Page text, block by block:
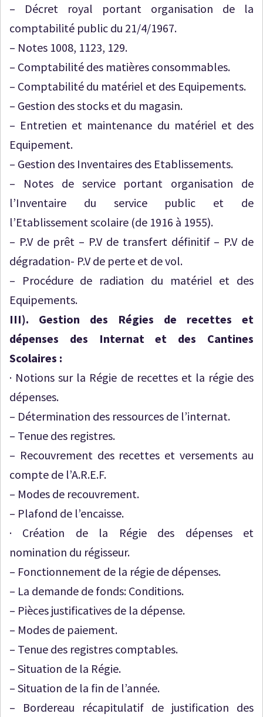
– Décret royal portant organisation de la
comptabilité public du 21/4/1967.
– Notes 1008, 1123, 129.
– Comptabilité des matières consommables.
– Comptabilité du matériel et des Equipements.
– Gestion des stocks et du magasin.
– Entretien et maintenance du matériel et des
Equipement.
– Gestion des Inventaires des Etablissements.
– Notes de service portant organisation de
l’Inventaire du service public et de
l’Etablissement scolaire (de 1916 à 1955).
– P.V de prêt – P.V de transfert définitif – P.V de
dégradation- P.V de perte et de vol.
– Procédure de radiation du matériel et des
Equipements.
III). Gestion des Régies de recettes et
dépenses des Internat et des Cantines
Scolaires :
· Notions sur la Régie de recettes et la régie des
dépenses.
– Détermination des ressources de l’internat.
– Tenue des registres.
– Recouvrement des recettes et versements au
compte de l’A.R.E.F.
– Modes de recouvrement.
– Plafond de l’encaisse.
· Création de la Régie des dépenses et
nomination du régisseur.
– Fonctionnement de la régie de dépenses.
– La demande de fonds: Conditions.
– Pièces justificatives de la dépense.
– Modes de paiement.
– Tenue des registres comptables.
– Situation de la Régie.
– Situation de la fin de l’année.
– Bordereau récapitulatif de justification des